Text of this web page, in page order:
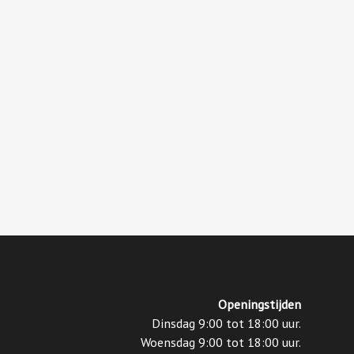
Openingstijden
Dinsdag 9:00 tot 18:00 uur.
Woensdag 9:00 tot 18:00 uur.